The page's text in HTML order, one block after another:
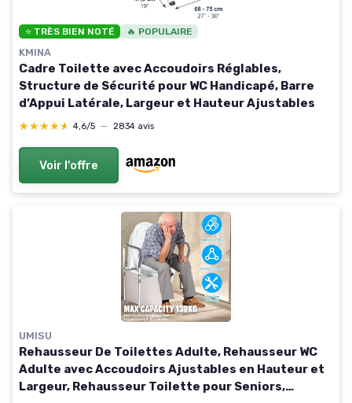
⭐ TRÈS BIEN NOTÉ 🔥 POPULAIRE
KMINA
Cadre Toilette avec Accoudoirs Réglables,
Structure de Sécurité pour WC Handicapé, Barre
d’Appui Latérale, Largeur et Hauteur Ajustables
★★★★★
★★★★★ 4,6/5 — 2834 avis
Voir l'offre
UMISU
Rehausseur De Toilettes Adulte, Rehausseur WC
Adulte avec Accoudoirs Ajustables en Hauteur et
Largeur, Rehausseur Toilette pour Seniors,